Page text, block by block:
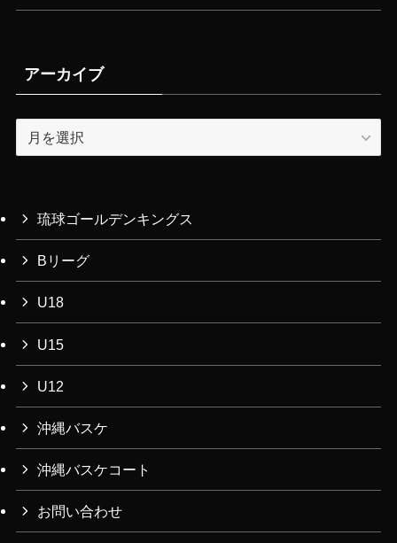
アーカイブ
ブ
琉球ゴールデンキングス
Bリーグ
U18
U15
U12
沖縄バスケ
沖縄バスケコート
お問い合わせ